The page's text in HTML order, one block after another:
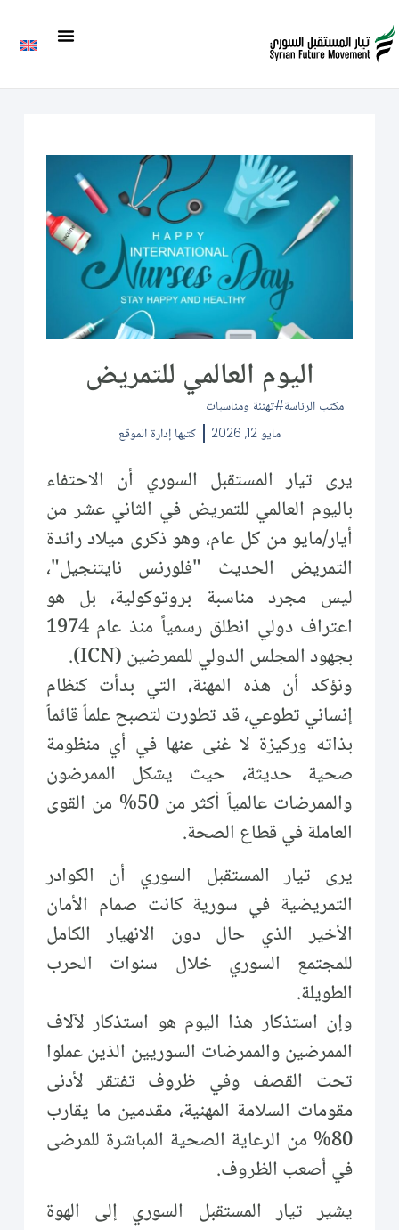
اليوم العالمي للتمريض
مكتب الرئاسة تهنئة ومناسبات
مايو 12, 2026
كتبها إدارة الموقع
يرى تيار المستقبل السوري أن الاحتفاء
باليوم العالمي للتمريض في الثاني عشر من
أيار/مايو من كل عام، وهو ذكرى ميلاد رائدة
التمريض الحديث "فلورنس نايتنجيل"،
ليس مجرد مناسبة بروتوكولية، بل هو
اعتراف دولي انطلق رسمياً منذ عام 1974
بجهود المجلس الدولي للممرضين (ICN).
ونؤكد أن هذه المهنة، التي بدأت كنظام
إنساني تطوعي، قد تطورت لتصبح علماً قائماً
بذاته وركيزة لا غنى عنها في أي منظومة
صحية حديثة، حيث يشكل الممرضون
والممرضات عالمياً أكثر من 50% من القوى
العاملة في قطاع الصحة.
يرى تيار المستقبل السوري أن الكوادر
التمريضية في سورية كانت صمام الأمان
الأخير الذي حال دون الانهيار الكامل
للمجتمع السوري خلال سنوات الحرب
الطويلة.
وإن استذكار هذا اليوم هو استذكار لآلاف
الممرضين والممرضات السوريين الذين عملوا
تحت القصف وفي ظروف تفتقر لأدنى
مقومات السلامة المهنية، مقدمين ما يقارب
80% من الرعاية الصحية المباشرة للمرضى
في أصعب الظروف.
يشير تيار المستقبل السوري إلى الهوة